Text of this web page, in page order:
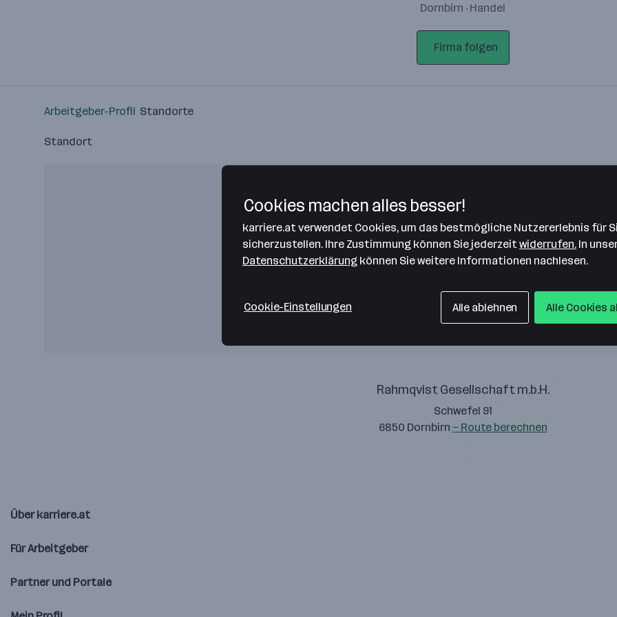
Dornbirn · Handel
Firma folgen
Arbeitgeber-Profil Standorte
Standort
Bitte stimme unseren Cookie-
Richtlinien zu, um diese Karte
anzuzeigen.
Zustimmung geben
Rahmqvist Gesellschaft m.b.H.
Schwefel 91
6850 Dornbirn — Route berechnen
Über karriere.at
Für Arbeitgeber
Partner und Portale
Cookies machen alles besser!
karriere.at verwendet Cookies, um das bestmögliche Nutzererlebnis für
sicherzustellen. Ihre Zustimmung können Sie jederzeit widerrufen. In
Datenschutzerklärung können Sie weitere Informationen nachlesen.
Cookie-Einstellungen Alle ablehnen Alle Cookies